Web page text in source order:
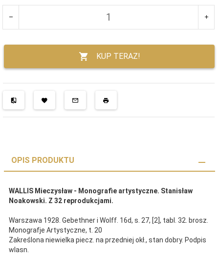
KUP TERAZ!
OPIS PRODUKTU
WALLIS Mieczysław - Monografie artystyczne. Stanisław
Noakowski. Z 32 reprodukcjami.
Warszawa 1928. Gebethner i Wolff. 16d, s. 27, [2], tabl. 32. brosz.
Monografje Artystyczne, t. 20
Zakreślona niewielka piecz. na przedniej okł., stan dobry. Podpis
wlasn.